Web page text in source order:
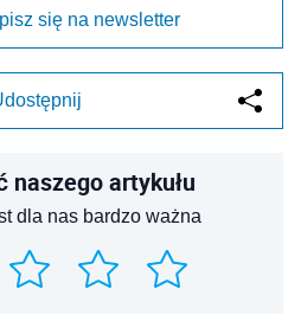
się na newsletter
naszego artykułu
dla nas bardzo ważna